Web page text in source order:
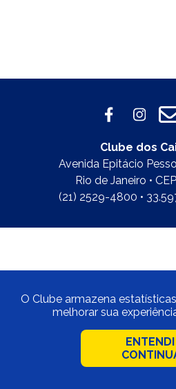
Clube dos
Avenida Epitácio
Rio de Janeiro •
(21) 2529-4800 •
O Clube armazena
melhorar sua
ENTENDI